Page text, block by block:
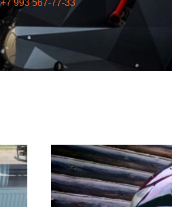
+7 993 567-77-33